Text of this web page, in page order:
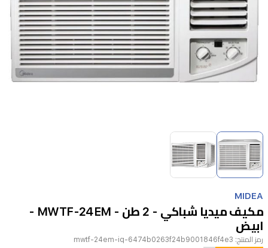
Item
1
of
2
1
2
MIDEA
مكيف ميديا شباكي - 2 طن - MWTF-24EM -
ابيض
رمز المنتج: mwtf-24em-iq-6474b0263f24b9001846f4e3